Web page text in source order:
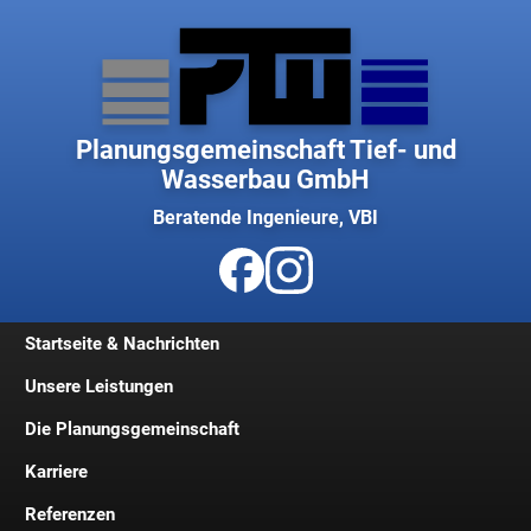
Planungsgemeinschaft Tief- und
Wasserbau GmbH
Beratende Ingenieure, VBI
Startseite & Nachrichten
Unsere Leistungen
Die Planungsgemeinschaft
Geschichte
Geschäftsleitung
Karriere
Jobs und Stellenangebote
Referenzen